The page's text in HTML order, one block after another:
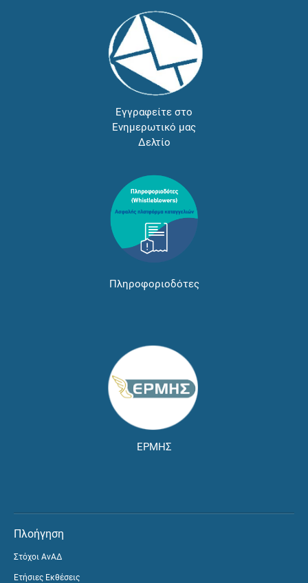
Εγγραφείτε στο
Ενημερωτικό μας
Δελτίο
Πληροφοριοδότες
ΕΡΜΗΣ
Πλοήγηση
Στόχοι ΑνΑΔ
Ετήσιες Εκθέσεις